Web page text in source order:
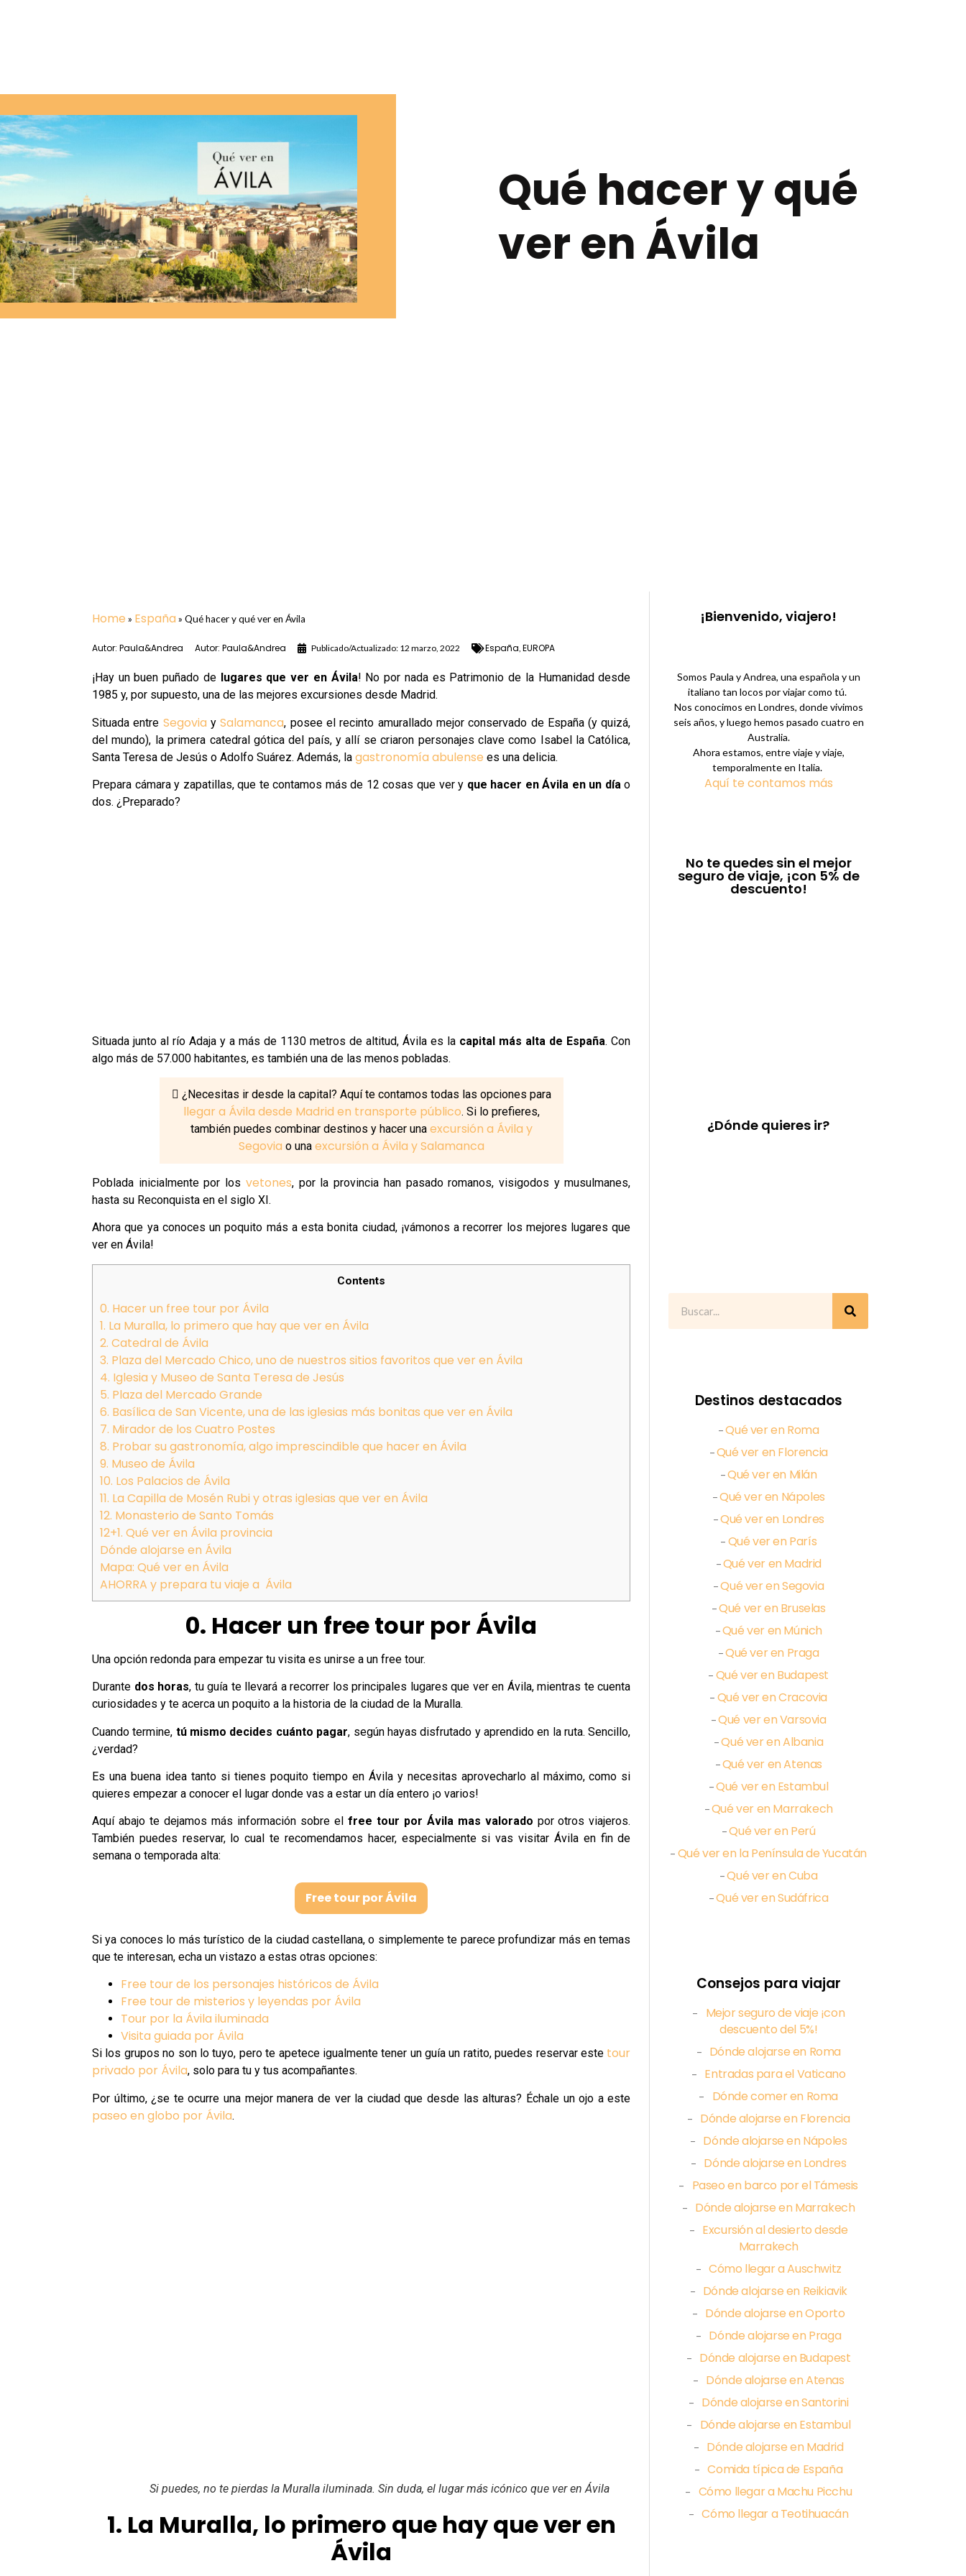
Qué hacer y qué
ver en Ávila
Home » España » Qué hacer y qué ver en Ávila
Autor: Paula&Andrea Autor: Paula&Andrea Publicado/Actualizado: 12 marzo, 2022 España, EUROPA
¡Hay un buen puñado de lugares que ver en Ávila! No por nada es Patrimonio de la Humanidad desde
1985 y, por supuesto, una de las mejores excursiones desde Madrid.
Situada entre Segovia ySalamanca, posee el recinto amurallado mejor conservado de España (y quizá,
del mundo), la primera catedral gótica del país, y allí se criaron personajes clave como Isabel la Católica,
Santa Teresa de Jesús o Adolfo Suárez. Además, la gastronomía abulense es una delicia.
Prepara cámara y zapatillas, que te contamos más de 12 cosas que ver y que hacer en Ávila en un díao
dos. ¿Preparado?
Situada junto al río Adaja y a más de 1130 metros de altitud, Ávila es la capital más alta de España. Con
algo más de 57.000 habitantes, es también una de las menos pobladas.
¿Necesitas ir desde la capital? Aquí te contamos todas las opciones para
llegar a Ávila desde Madrid en transporte público. Si lo prefieres,
también puedes combinar destinos y hacer una excursión a Ávila y
Segovia o una excursión a Ávila y Salamanca
Poblada inicialmente por los vetones, por la provincia han pasado romanos, visigodos y musulmanes,
hasta su Reconquista en el siglo XI.
Ahora que ya conoces un poquito más a esta bonita ciudad, ¡vámonos a recorrer los mejores lugares que
ver en Ávila!
Contents
0. Hacer un free tour por Ávila
1. La Muralla, lo primero que hay que ver en Ávila
2. Catedral de Ávila
3. Plaza del Mercado Chico, uno de nuestros sitios favoritos que ver en Ávila
4. Iglesia y Museo de Santa Teresa de Jesús
5. Plaza del Mercado Grande
6. Basílica de San Vicente, una de las iglesias más bonitas que ver en Ávila
7. Mirador de los Cuatro Postes
8. Probar su gastronomía, algo imprescindible que hacer en Ávila
9. Museo de Ávila
10. Los Palacios de Ávila
11. La Capilla de Mosén Rubi y otras iglesias que ver en Ávila
12. Monasterio de Santo Tomás
12+1. Qué ver en Ávila provincia
Dónde alojarse en Ávila
Mapa: Qué ver en Ávila
AHORRA y prepara tu viaje a Ávila
0. Hacer un free tour por Ávila
Una opción redonda para empezar tu visita es unirse a un free tour.
Durante dos horas, tu guía te llevará a recorrer los principales lugares que ver en Ávila, mientras te cuenta
curiosidades y te acerca un poquito a la historia de la ciudad de la Muralla.
Cuando termine, tú mismo decides cuánto pagar, según hayas disfrutado y aprendido en la ruta. Sencillo,
¿verdad?
Es una buena idea tanto si tienes poquito tiempo en Ávila y necesitas aprovecharlo al máximo, como si
quieres empezar a conocer el lugar donde vas a estar un día entero ¡o varios!
Aquí abajo te dejamos más información sobre el free tour por Ávila mas valorado por otros viajeros.
También puedes reservar, lo cual te recomendamos hacer, especialmente si vas visitar Ávila en fin de
semana o temporada alta:
Free tour por Ávila
Si ya conoces lo más turístico de la ciudad castellana, o simplemente te parece profundizar más en temas
que te interesan, echa un vistazo a estas otras opciones:
Free tour de los personajes históricos de Ávila
Free tour de misterios y leyendas por Ávila
Tour por la Ávila iluminada
Visita guiada por Ávila
Si los grupos no son lo tuyo, pero te apetece igualmente tener un guía un ratito, puedes reservar este tour
privado por Ávila, solo para tu y tus acompañantes.
Por último, ¿se te ocurre una mejor manera de ver la ciudad que desde las alturas? Échale un ojo a este
paseo en globo por Ávila.
Si puedes, no te pierdas la Muralla iluminada. Sin duda, el lugar más icónico que ver en Ávila
1. La Muralla, lo primero que hay que ver en
Ávila
¡Bienvenido, viajero!
Somos Paula y Andrea, una española y un
italiano tan locos por viajar como tú.
Nos conocimos en Londres, donde vivimos
seis años, y luego hemos pasado cuatro en
Australia.
Ahora estamos, entre viaje y viaje,
temporalmente en Italia.
Aquí te contamos más
No te quedes sin el mejor
seguro de viaje, ¡con 5% de
descuento!
¿Dónde quieres ir?
Destinos destacados
–Qué ver en Roma
–Qué ver en Florencia
–Qué ver en Milán
–Qué ver en Nápoles
–Qué ver en Londres
– Qué ver en París
–Qué ver en Madrid
–Qué ver en Segovia
–Qué ver en Bruselas
–Qué ver en Múnich
–Qué ver en Praga
– Qué ver en Budapest
– Qué ver en Cracovia
–Qué ver en Varsovia
–Qué ver en Albania
–Qué ver en Atenas
–Qué ver en Estambul
–Qué ver en Marrakech
–Qué ver en Perú
– Qué ver en la Península de Yucatán
–Qué ver en Cuba
–Qué ver en Sudáfrica
Consejos para viajar
–
Mejor seguro de viaje ¡con
descuento del 5%!
– Dónde alojarse en Roma
– Entradas para el Vaticano
– Dónde comer en Roma
– Dónde alojarse en Florencia
– Dónde alojarse en Nápoles
– Dónde alojarse en Londres
– Paseo en barco por el Támesis
– Dónde alojarse en Marrakech
–
Excursión al desierto desde
Marrakech
– Cómo llegar a Auschwitz
– Dónde alojarse en Reikiavik
– Dónde alojarse en Oporto
– Dónde alojarse en Praga
– Dónde alojarse en Budapest
– Dónde alojarse en Atenas
– Dónde alojarse en Santorini
– Dónde alojarse en Estambul
– Dónde alojarse en Madrid
– Comida típica de España
– Cómo llegar a Machu Picchu
– Cómo llegar a Teotihuacán